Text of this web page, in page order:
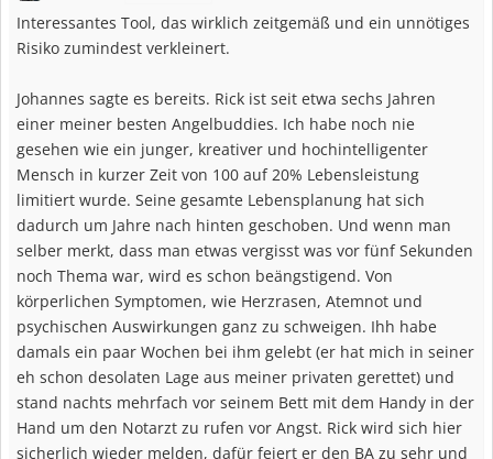
Interessantes Tool, das wirklich zeitgemäß und ein unnötiges
Risiko zumindest verkleinert.
Johannes sagte es bereits. Rick ist seit etwa sechs Jahren
einer meiner besten Angelbuddies. Ich habe noch nie
gesehen wie ein junger, kreativer und hochintelligenter
Mensch in kurzer Zeit von 100 auf 20% Lebensleistung
limitiert wurde. Seine gesamte Lebensplanung hat sich
dadurch um Jahre nach hinten geschoben. Und wenn man
selber merkt, dass man etwas vergisst was vor fünf Sekunden
noch Thema war, wird es schon beängstigend. Von
körperlichen Symptomen, wie Herzrasen, Atemnot und
psychischen Auswirkungen ganz zu schweigen. Ihh habe
damals ein paar Wochen bei ihm gelebt (er hat mich in seiner
eh schon desolaten Lage aus meiner privaten gerettet) und
stand nachts mehrfach vor seinem Bett mit dem Handy in der
Hand um den Notarzt zu rufen vor Angst. Rick wird sich hier
sicherlich wieder melden, dafür feiert er den BA zu sehr und